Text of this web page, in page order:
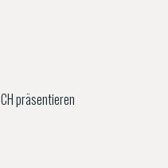
präsentieren